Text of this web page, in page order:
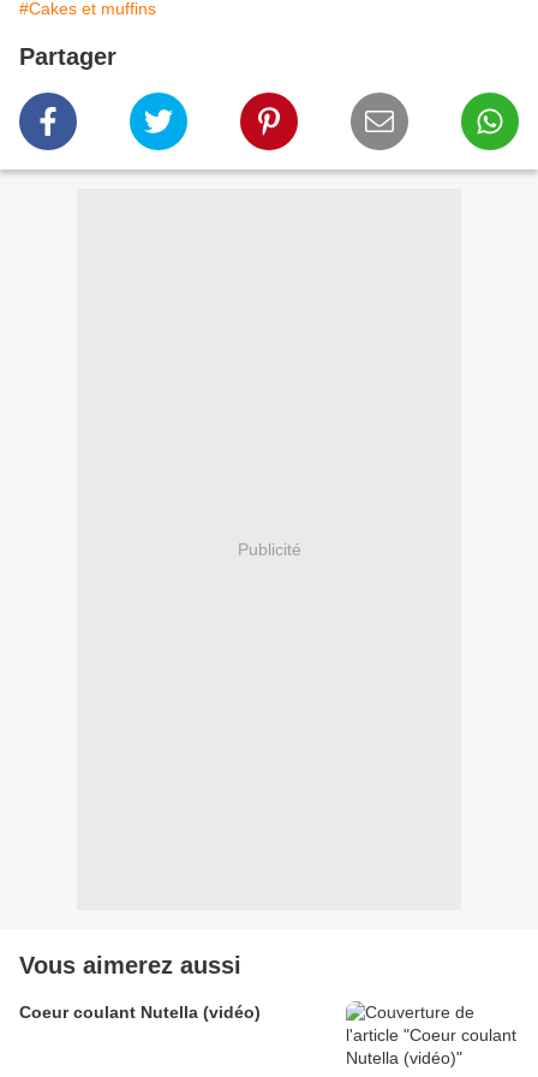
#Cakes et muffins
Partager
Publicité
Vous aimerez aussi
Coeur coulant Nutella (vidéo)